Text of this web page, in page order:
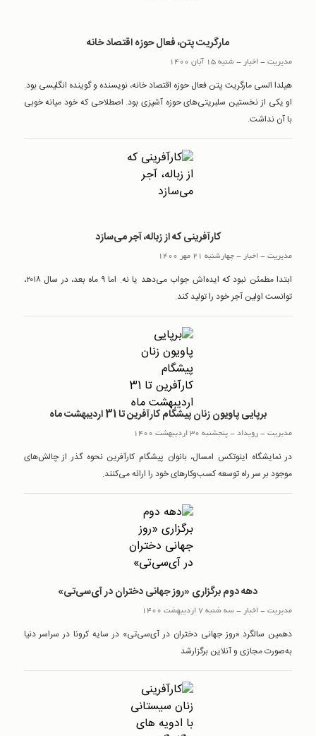
مارگریت پتن، فعال حوزه اقتصاد خانه
مدیریت-اخبار - شنبه 15 آبان 1400
هیلدا السی مارگریت پتن فعال حوزه اقتصاد خانه، نویسنده و گوینده انگلیسی بود.
او یکی از نخستین سلبریتی‌های حوزه آشپزی بود. اصطلاحی که خود میانه خوبی
با آن نداشت.
کارآفرینی که از زباله، آجر می‌سازد
مدیریت-اخبار -چهارشنبه 21 مهر 1400
ابتدا مطمئن نبود که ایده‌اش جواب می‌دهد یا نه. اما ۹ ماه بعد، در سال ۲۰۱۸،
توانست اولین آجر خود را تولید کند.
برپایی پاویون زنان پیشگام کارآفرین تا 31 اردیبهشت ماه
مدیریت-رويداد-پنجشنبه 30 اردیبهشت 1400
در نمایشگاه اینوتکس امسال، بانوان پیشگام کارآفرین نحوه گذر از چالش‌های
موجود بر سر راه توسعه کسب‌وکارهای خود را ارائه می‌کنند.
دهه دوم برگزاری «روز جهانی دختران در آی‌سی‌تی»
مدیریت-اخبار - سه شنبه 7 اردیبهشت 1400
دهمین سالگرد «روز جهانی دختران در آی‌سی‌تی» در سایه کرونا در سراسر دنیا
به‌صورت مجازی و آنلاین برگزارشد